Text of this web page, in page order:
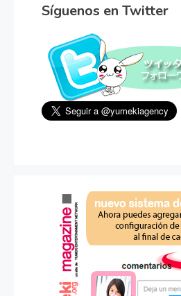
Síguenos en Twitter